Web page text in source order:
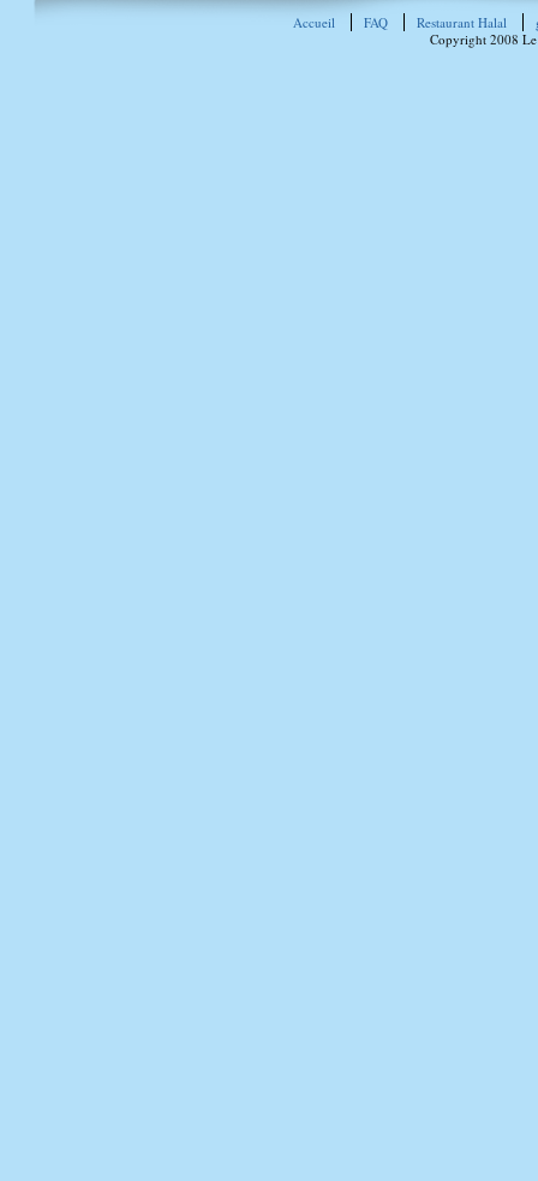
Accueil FAQ Restaurant Halal
Copyright 2008